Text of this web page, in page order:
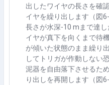
出したワイヤの長さを確
イヤを繰り出します（図6-
長さが水深-10 m まで達
イヤが真下を向くまで待
が傾いた状態のまま繰り
してトリガが作動しない
泥器を自由落下させるた
り出しを再開します（図6-